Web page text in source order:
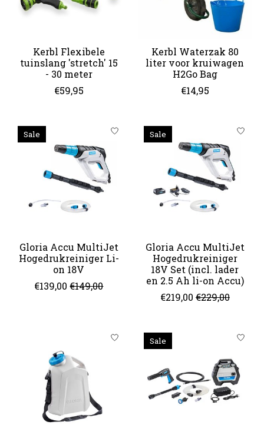
Kerbl Flexibele
tuinslang 'stretch' 15
- 30 meter
€59,95
Kerbl Waterzak 80
liter voor kruiwagen
H2Go Bag
€14,95
Sale
Gloria Accu MultiJet
Hogedrukreiniger Li-
on 18V
€139,00 €149,00
Sale
Gloria Accu MultiJet
Hogedrukreiniger
18V Set (incl. lader
en 2.5 Ah li-on Accu)
€219,00 €229,00
Sale